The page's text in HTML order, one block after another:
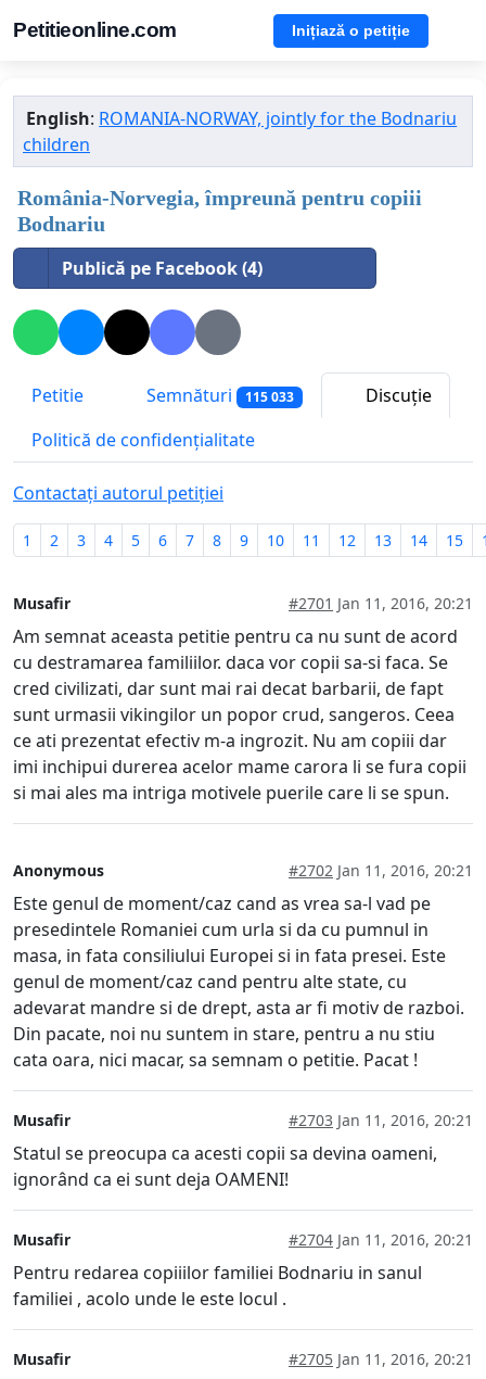
Petitieonline.com Inițiază o petiție
English: ROMANIA-NORWAY, jointly for the Bodnariu
children
România-Norvegia, împreună pentru copiii
Bodnariu
Publică pe Facebook (4)
Petitie Semnături 115 033
Discuție
Politică de confidențialitate
Contactați autorul petiției
1 2 3 4 5 6 7 8 9 10 11 12 13 14 15
Musafir #2701 Jan 11, 2016, 20:21
Am semnat aceasta petitie pentru ca nu sunt de acord
cu destramarea familiilor. daca vor copii sa-si faca. Se
cred civilizati, dar sunt mai rai decat barbarii, de fapt
sunt urmasii vikingilor un popor crud, sangeros. Ceea
ce ati prezentat efectiv m-a ingrozit. Nu am copiii dar
imi inchipui durerea acelor mame carora li se fura copii
si mai ales ma intriga motivele puerile care li se spun.
Anonymous #2702 Jan 11, 2016, 20:21
Este genul de moment/caz cand as vrea sa-l vad pe
presedintele Romaniei cum urla si da cu pumnul in
masa, in fata consiliului Europei si in fata presei. Este
genul de moment/caz cand pentru alte state, cu
adevarat mandre si de drept, asta ar fi motiv de razboi.
Din pacate, noi nu suntem in stare, pentru a nu stiu
cata oara, nici macar, sa semnam o petitie. Pacat !
Musafir #2703 Jan 11, 2016, 20:21
Statul se preocupa ca acesti copii sa devina oameni,
ignorând ca ei sunt deja OAMENI!
Musafir #2704 Jan 11, 2016, 20:21
Pentru redarea copiiilor familiei Bodnariu in sanul
familiei , acolo unde le este locul .
Musafir #2705 Jan 11, 2016, 20:21